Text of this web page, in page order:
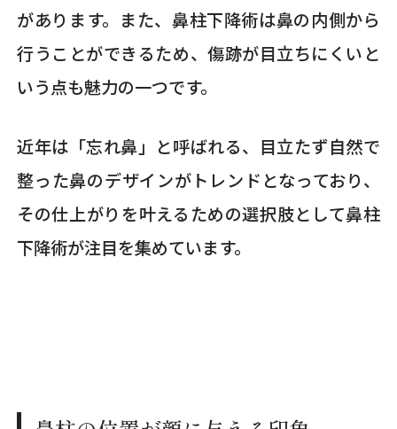
があります。また、鼻柱下降術は鼻の内側から
行うことができるため、傷跡が目立ちにくいと
いう点も魅力の一つです。
近年は「忘れ鼻」と呼ばれる、目立たず自然で
整った鼻のデザインがトレンドとなっており、
その仕上がりを叶えるための選択肢として鼻柱
下降術が注目を集めています。